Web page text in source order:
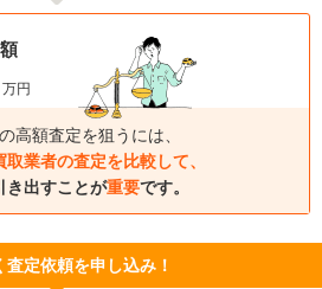
万円
高額査定を狙うには、
取業者の査定を比較して、
き出すことが重要です。
査定依頼を申し込み！